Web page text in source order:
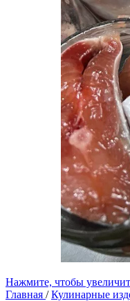
Нажмите, чтобы
Главная / Кулинарные